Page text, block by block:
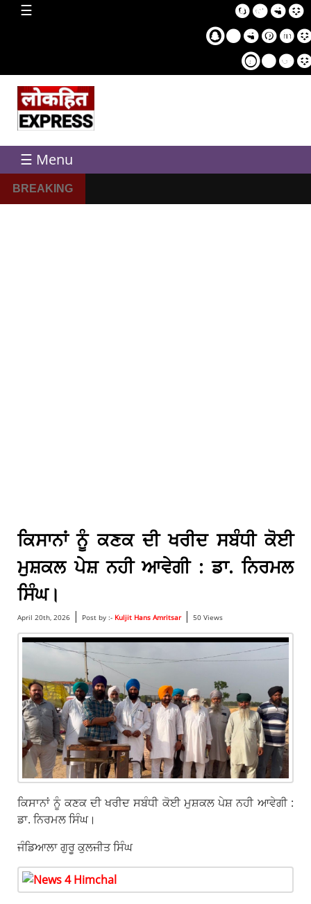
☰
home
☰ Menu
BREAKING
ਕਿਸਾਨਾਂ ਨੂੰ ਕਣਕ ਦੀ ਖਰੀਦ ਸਬੰਧੀ ਕੋਈ
ਮੁਸ਼ਕਲ ਪੇਸ਼ ਨਹੀ ਆਵੇਗੀ : ਡਾ. ਨਿਰਮਲ
ਸਿੰਘ।
April 20th, 2026| Post by :- Kuljit Hans Amritsar| 50 Views
ਕਿਸਾਨਾਂ ਨੂੰ ਕਣਕ ਦੀ ਖਰੀਦ ਸਬੰਧੀ ਕੋਈ ਮੁਸ਼ਕਲ ਪੇਸ਼ ਨਹੀ ਆਵੇਗੀ :
ਡਾ. ਨਿਰਮਲ ਸਿੰਘ।
ਜੰਡਿਆਲਾ ਗੁਰੂ ਕੁਲਜੀਤ ਸਿੰਘ